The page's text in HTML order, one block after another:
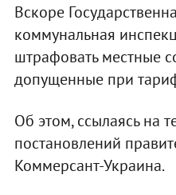
Вскоре
коммунальная
штрафовать местные
допущенные при
Об этом, ссылаясь на
постановлений
Коммерсант-Украина.